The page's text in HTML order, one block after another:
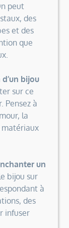
peut
des
et des
que
bijou
sur ce
Pensez à
la
matériaux
un
bijou sur
à
des
infuser